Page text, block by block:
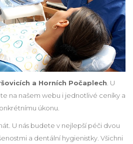
a Horních Počaplech. U
na našem webu i jednotlivé ceníky a
úkonu.
U nás budete v nejlepší péči dvou
a dentální hygienistky. Všichni